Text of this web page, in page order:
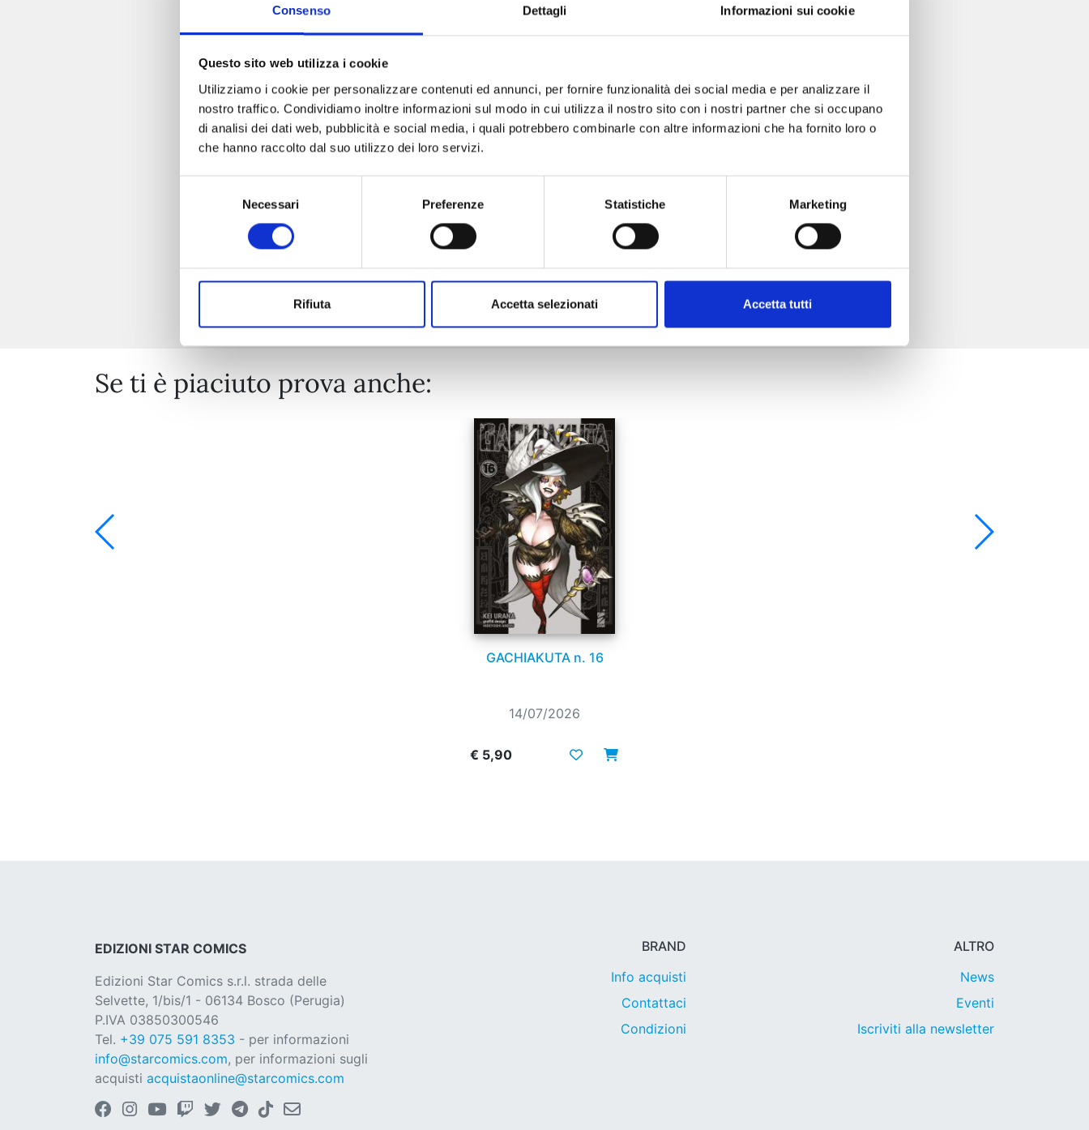
Consenso Dettagli Informazioni sui cookie
Questo sito web utilizza i cookie
Utilizziamo i cookie per personalizzare contenuti ed annunci, per fornire funzionalità dei social media e per analizzare il
nostro traffico. Condividiamo inoltre informazioni sul modo in cui utilizza il nostro sito con i nostri partner che si occupano
di analisi dei dati web, pubblicità e social media, i quali potrebbero combinarle con altre informazioni che ha fornito loro o
che hanno raccolto dal suo utilizzo dei loro servizi.
Necessari Preferenze Statistiche Marketing
Rifiuta Accetta selezionati Accetta tutti
DETECTIVE CONAN NEW EDITION n. 74
Mostra tutto
Se ti è piaciuto prova anche:
GACHIAKUTA n. 16
14/07/2026
€ 5,90
EDIZIONI STAR COMICS
Edizioni Star Comics s.r.l. strada delle
Selvette, 1/bis/1 - 06134 Bosco (Perugia)
P.IVA 03850300546
Tel. +39 075 591 8353 - per informazioni
info@starcomics.com, per informazioni sugli
acquisti acquistaonline@starcomics.com
BRAND
Info acquisti
Contattaci
Condizioni
ALTRO
News
Eventi
Iscriviti alla newsletter